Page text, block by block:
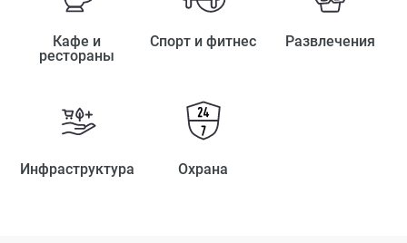
Кафе и
рестораны
Спорт и фитнес Развлечения
Инфраструктура Охрана